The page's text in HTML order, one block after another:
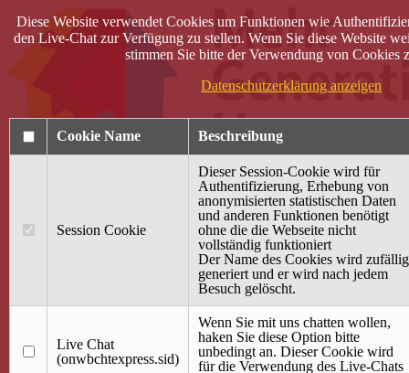
40 Jahre Mütterzentrum
Terminkalender
Gemeinsam aktiv
Diese Website verwendet Cookies um Funktionen wie
den Live-Chat zur Verfügung zu stellen. Wenn Sie diese Website
stimmen Sie bitte der Verwendung von Cookies
Datenschutzerklärung anzeigen
Cookie Name Beschreibung
Session Cookie
Dieser Session-Cookie wird für
Authentifizierung, Erhebung von
anonymisierten statistischen Daten
und anderen Funktionen benötigt
ohne die die Webseite nicht
vollständig funktioniert
Der Name des Cookies wird zufällig
generiert und er wird nach jedem
Besuch gelöscht.
Live Chat
(onwbchtexpress.sid)
Wenn Sie mit uns chatten wollen,
haken Sie diese Option bitte
unbedingt an. Dieser Cookie wird
für die Verwendung des Live-Chats